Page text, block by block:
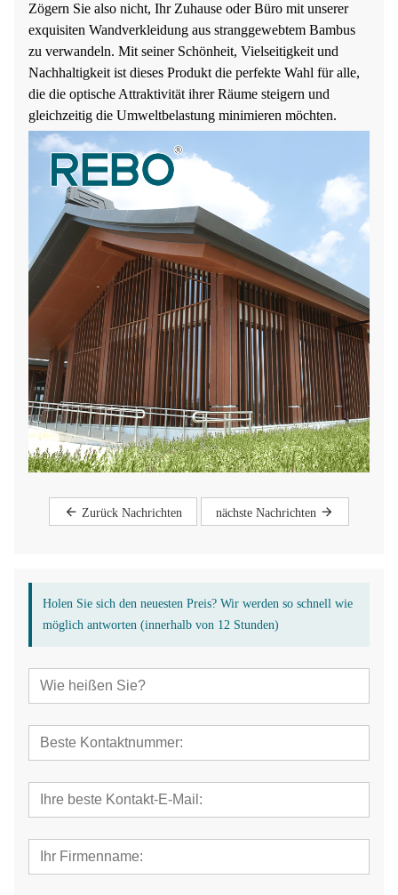
Zögern Sie also nicht, Ihr Zuhause oder Büro mit unserer
exquisiten Wandverkleidung aus stranggewebtem Bambus
zu verwandeln. Mit seiner Schönheit, Vielseitigkeit und
Nachhaltigkeit ist dieses Produkt die perfekte Wahl für alle,
die die optische Attraktivität ihrer Räume steigern und
gleichzeitig die Umweltbelastung minimieren möchten.
Zurück Nachrichten nächste Nachrichten
Holen Sie sich den neuesten Preis? Wir werden so schnell wie
möglich antworten (innerhalb von 12 Stunden)